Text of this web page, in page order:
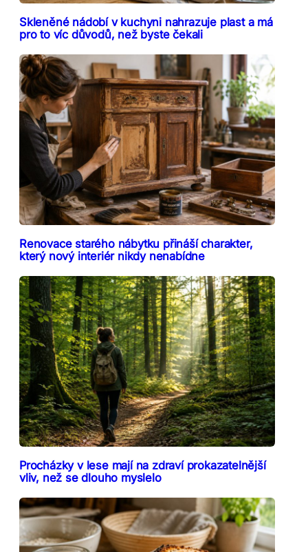
Skleněné nádobí v kuchyni nahrazuje plast a má
pro to víc důvodů, než byste čekali
Renovace starého nábytku přináší charakter,
který nový interiér nikdy nenabídne
Procházky v lese mají na zdraví prokazatelnější
vliv, než se dlouho myslelo